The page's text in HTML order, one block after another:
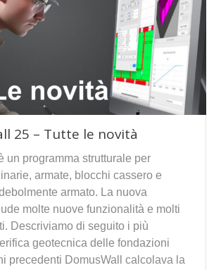
25 – Tutte le novità
un programma strutturale per
armate, blocchi cassero e
armato. La nuova
molte nuove funzionalità e molti
Descriviamo di seguito i più
geotecnica delle fondazioni
precedenti DomusWall calcolava la